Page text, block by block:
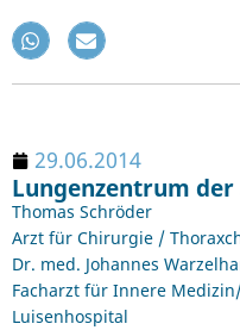
29.06.2014
Lungenzentrum der
Thomas Schröder
Arzt für Chirurgie /
Dr. med. Johannes
Facharzt für Innere
Luisenhospital